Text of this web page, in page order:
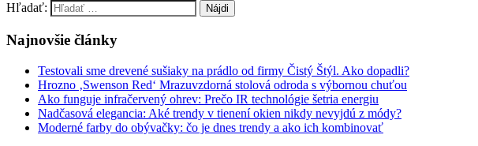
Hľadať:
Najnovšie články
Testovali sme drevené sušiaky na prádlo od firmy Čistý Štýl. Ako dopadli?
Hrozno ‚Swenson Red‘ Mrazuvzdorná stolová odroda s výbornou chuťou
Ako funguje infračervený ohrev: Prečo IR technológie šetria energiu
Nadčasová elegancia: Aké trendy v tienení okien nikdy nevyjdú z módy?
Moderné farby do obývačky: čo je dnes trendy a ako ich kombinovať